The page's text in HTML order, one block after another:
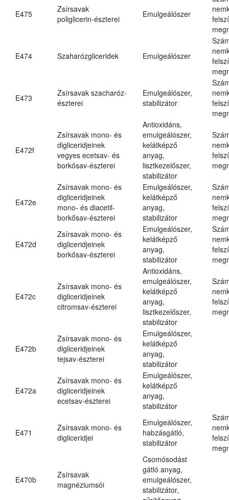
E475
Zsírsavak
poliglicerin-észterei
Emulgeálószer
E474 Szaharózgliceridek Emulgeálószer
E473
Zsírsavak szacharóz-
észterei
Emulgeálószer,
stabilizátor
E472f
Zsírsavak mono- és
digliceridjeinek
vegyes ecetsav- és
borkősav-észterei
Antioxidáns,
emulgeálószer,
kelátképző
anyag,
lisztkezelőszer,
stabilizátor
E472e
Zsírsavak mono- és
digliceridjeinek
mono- és diacetil-
borkősav-észterei
Emulgeálószer,
kelátképző
anyag,
stabilizátor
E472d
Zsírsavak mono- és
digliceridjeinek
borkősav-észterei
Emulgeálószer,
kelátképző
anyag,
stabilizátor
E472c
Zsírsavak mono- és
digliceridjeinek
citromsav-észterei
Antioxidáns,
emulgeálószer,
kelátképző
anyag,
lisztkezelőszer,
stabilizátor
E472b
Zsírsavak mono- és
digliceridjeinek
tejsav-észterei
Emulgeálószer,
kelátképző
anyag,
stabilizátor
E472a
Zsírsavak mono- és
digliceridjeinek
ecetsav-észterei
Emulgeálószer,
kelátképző
anyag,
stabilizátor
E471
Zsírsavak mono- és
digliceridjei
Emulgeálószer,
habzásgátló,
stabilizátor
E470b
Zsírsavak
magnéziumsói
Csomósodást
gátló anyag,
emulgeálószer,
stabilizátor,